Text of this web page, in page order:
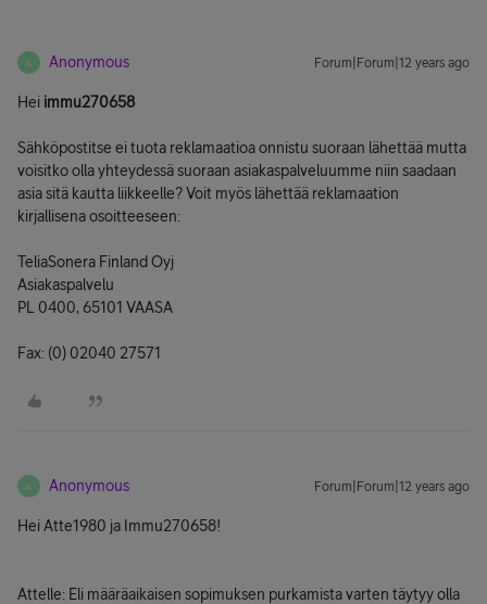
A Anonymous Forum|Forum|12 years ago
Hei immu270658
Sähköpostitse ei tuota reklamaatioa onnistu suoraan lähettää mutta
voisitko olla yhteydessä suoraan asiakaspalveluumme niin saadaan
asia sitä kautta liikkeelle? Voit myös lähettää reklamaation
kirjallisena osoitteeseen:
TeliaSonera Finland Oyj
Asiakaspalvelu
PL 0400, 65101 VAASA
Fax: (0) 02040 27571
A Anonymous Forum|Forum|12 years ago
Hei Atte1980 ja Immu270658!
Attelle: Eli määräaikaisen sopimuksen purkamista varten täytyy olla